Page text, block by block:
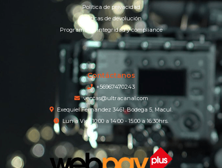
Política de privacidad
Políticas de devolución
Programa de integridad y compliance
Contáctanos
+56967470243
ventas@ultracanal.com
Exequiel Fernandez 3461, Bodega 5, Macul.
Lun a Vier 10:00 a 14:00 - 15:00 a 16:30hrs.